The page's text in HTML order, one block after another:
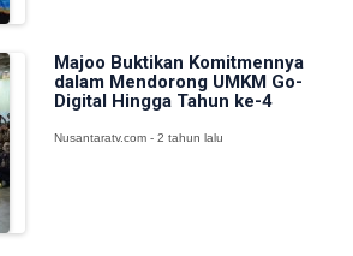
Majoo Buktikan Komitmennya
dalam Mendorong UMKM Go-
Digital Hingga Tahun ke-4
Nusantaratv.com - 2 tahun lalu